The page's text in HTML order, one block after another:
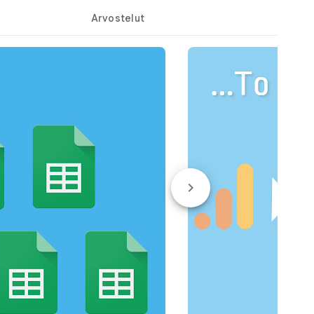
Arvostelut